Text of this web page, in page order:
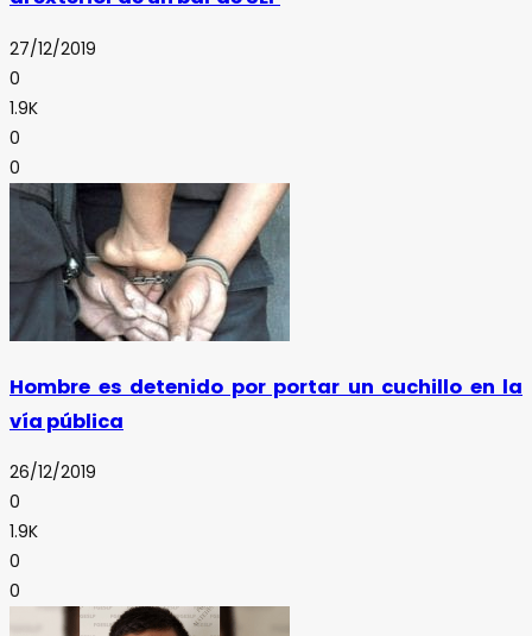
27/12/2019
0
1.9K
0
0
Hombre es detenido por portar un cuchillo en la
vía pública
26/12/2019
0
1.9K
0
0